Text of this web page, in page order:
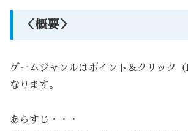
＜概要＞
ゲームジャンルはポイント＆クリック
なります。
あらすじ・・・